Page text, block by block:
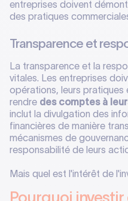
entreprises doivent
des pratiques
Transparence et
La transparence et la
vitales. Les entreprises
opérations, leurs pratiques
rendre des comptes à
inclut la divulgation des
financières de manière
mécanismes de
responsabilité de leurs
Mais quel est l'intérêt de
Pourquoi